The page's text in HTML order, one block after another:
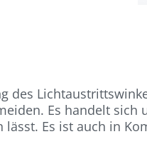
des
Es handelt sich
lässt. Es ist auch in